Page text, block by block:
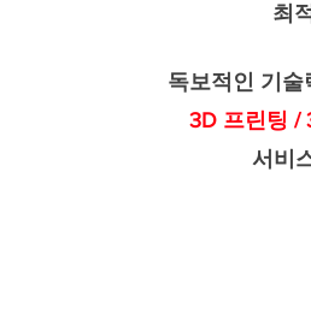
최
독보적인 기
3D 프린팅 /
서비